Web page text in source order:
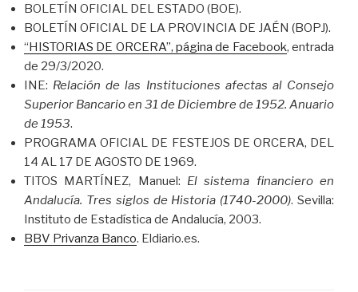
BOLETÍN OFICIAL DEL ESTADO (BOE).
BOLETÍN OFICIAL DE LA PROVINCIA DE JAÉN (BOPJ).
“HISTORIAS DE ORCERA”, página de Facebook, entrada
de 29/3/2020.
INE: Relación de las Instituciones afectas al Consejo
Superior Bancario en 31 de Diciembre de 1952. Anuario
de 1953.
PROGRAMA OFICIAL DE FESTEJOS DE ORCERA, DEL
14 AL 17 DE AGOSTO DE 1969.
TITOS MARTÍNEZ, Manuel: El sistema financiero en
Andalucía. Tres siglos de Historia (1740-2000). Sevilla:
Instituto de Estadística de Andalucía, 2003.
BBV Privanza Banco. Eldiario.es.